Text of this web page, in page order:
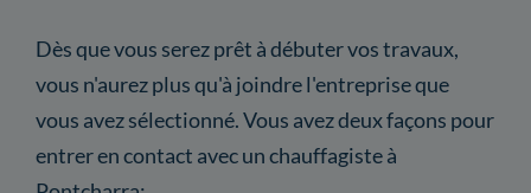
Dès que vous serez prêt à débuter vos travaux,
vous n'aurez plus qu'à joindre l'entreprise que
vous avez sélectionné. Vous avez deux façons pour
entrer en contact avec un chauffagiste à